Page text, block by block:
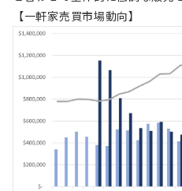
【一軒家売買市場動向】